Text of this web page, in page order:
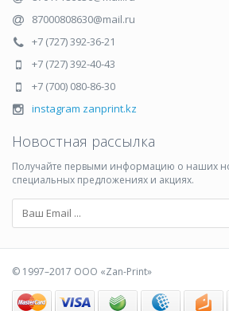
87000808630@mail.ru
+7 (727) 392-36-21
+7 (727) 392-40-43
+7 (700) 080-86-30
instagram zanprint.kz
Новостная рассылка
Получайте первыми информацию о наших
специальных предложениях и акциях.
© 1997–2017 ООО «Zan-Print»